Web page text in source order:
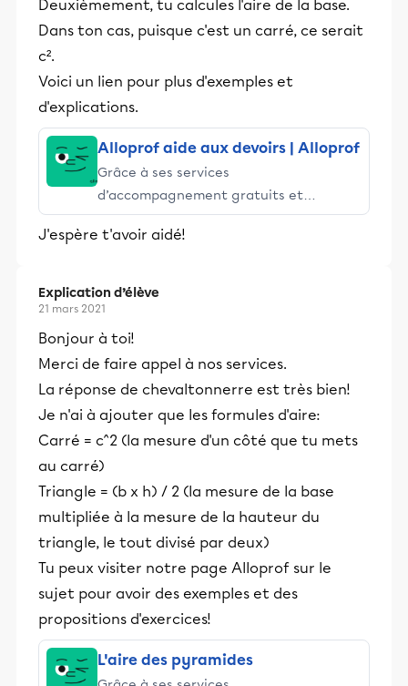
Deuxièmement, tu calcules l'aire de la base.
Dans ton cas, puisque c'est un carré, ce serait
c².
Voici un lien pour plus d'exemples et
d'explications.
Alloprof aide aux devoirs | Alloprof
Grâce à ses services
d’accompagnement gratuits et
stimulants, Alloprof engage les élèves
et leurs parents dans la réussite
J'espère t'avoir aidé!
Explication d’élève
21 mars 2021
Bonjour à toi!
Merci de faire appel à nos services.
La réponse de chevaltonnerre est très bien!
Je n'ai à ajouter que les formules d'aire:
Carré = c^2 (la mesure d'un côté que tu mets
au carré)
Triangle = (b x h) / 2 (la mesure de la base
multipliée à la mesure de la hauteur du
triangle, le tout divisé par deux)
Tu peux visiter notre page Alloprof sur le
sujet pour avoir des exemples et des
propositions d'exercices!
L'aire des pyramides